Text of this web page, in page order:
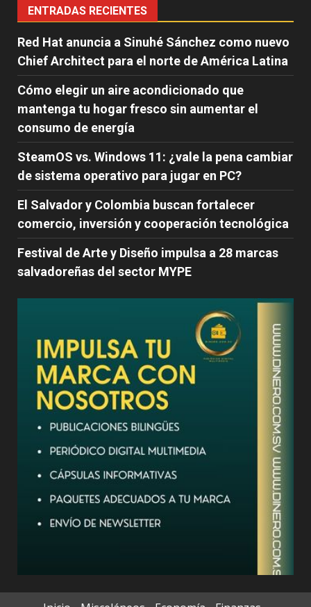
ENTRADAS RECIENTES
Red Hat anuncia a Sinuhé Sánchez como nuevo
Chief Architect para el norte de América Latina
Cómo elegir un aire acondicionado que
mantenga tu hogar fresco sin aumentar el
consumo de energía
SteamOS vs. Windows 11: ¿vale la pena cambiar
de sistema operativo para jugar en PC?
El Salvador y Colombia buscan fortalecer
comercio, inversión y cooperación tecnológica
Festival de Arte y Diseño impulsa a 28 marcas
salvadoreñas del sector MYPE